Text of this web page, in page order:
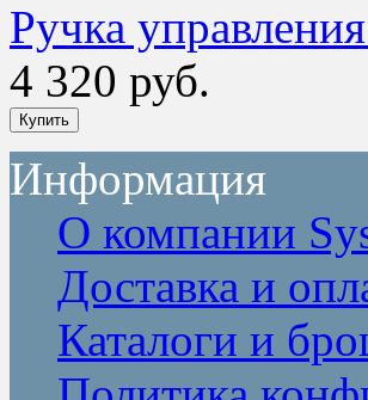
Ручка
4 320 руб.
Информация
О компании
Доставка и
Каталоги и